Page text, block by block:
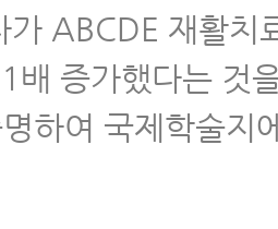
가 ABCDE 재활치
배 증가했다는 것
하여 국제학술지